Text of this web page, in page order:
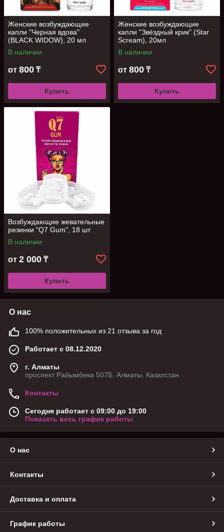
Женские возбуждающие
капли "Черная вдова"
(BLACK WIDOW), 20 мл
В наличии
от 800 ₸
Купить
Женские возбуждающие
капли "Звёздный крик" (Star
Scream), 20мл
В наличии
от 800 ₸
Купить
Возбуждающие жевательные
резинки "Q7 Gum", 18 шт
В наличии
от 2 000 ₸
Купить
О нас
100% положительных из 21 отзыва за год
Работает с 08.12.2020
г. Алматы
проспект Райымбека 507Б, Алматы, Казахстан
Контакты
Сегодня работает с 09:00 до 19:00
Показать весь график работы
О нас
Контакты
Доставка и оплата
График работы